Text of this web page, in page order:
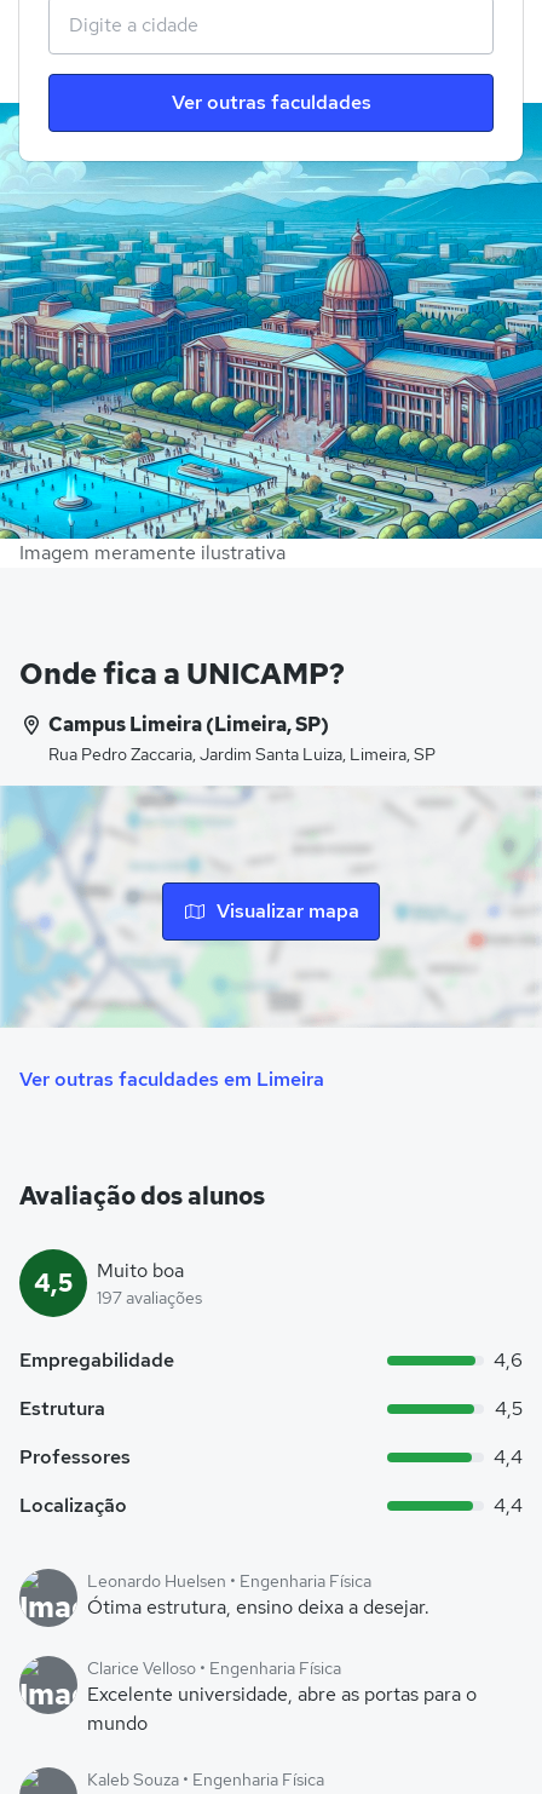
Ver outras faculdades
Imagem meramente ilustrativa
Onde fica a UNICAMP?
Campus Limeira (Limeira, SP)
Rua Pedro Zaccaria, Jardim Santa Luiza, Limeira, SP
Visualizar mapa
Ver outras faculdades em Limeira
Avaliação dos alunos
4,5 Muito boa
197 avaliações
Empregabilidade
4,6
Estrutura
4,5
Professores
4,4
Localização
4,4
Leonardo Huelsen • Engenharia Física
Ótima estrutura, ensino deixa a desejar.
Clarice Velloso • Engenharia Física
Excelente universidade, abre as portas para o
mundo
Kaleb Souza • Engenharia Física